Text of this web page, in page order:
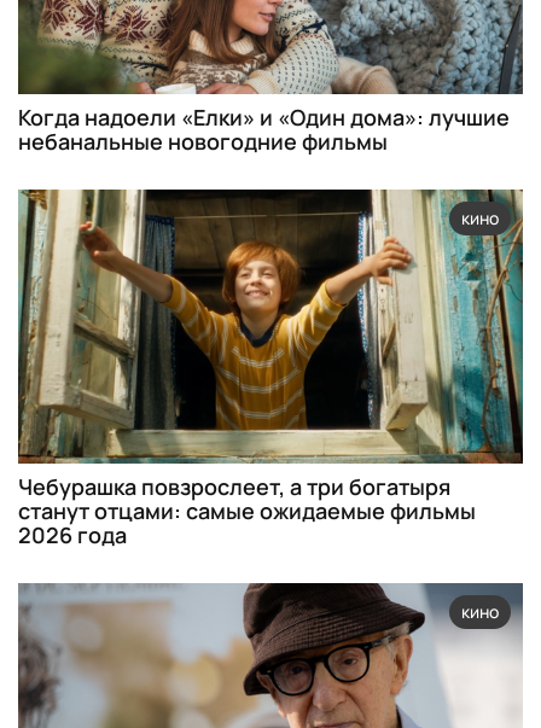
Когда надоели «Елки» и «Один дома»: лучшие
небанальные новогодние фильмы
кино
Чебурашка повзрослеет, а три богатыря
станут отцами: самые ожидаемые фильмы
2026 года
кино